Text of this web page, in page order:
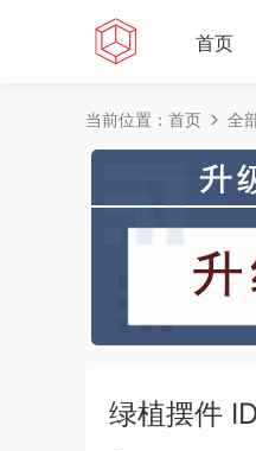
首页
当前位置： 首页 全
绿植摆件